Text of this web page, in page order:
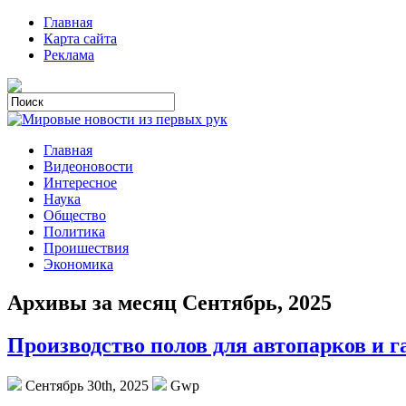
Главная
Карта сайта
Реклама
Главная
Видеоновости
Интересное
Наука
Общество
Политика
Проишествия
Экономика
Архивы за месяц Сентябрь, 2025
Производство полов для автопарков и
Сентябрь 30th, 2025
Gwp